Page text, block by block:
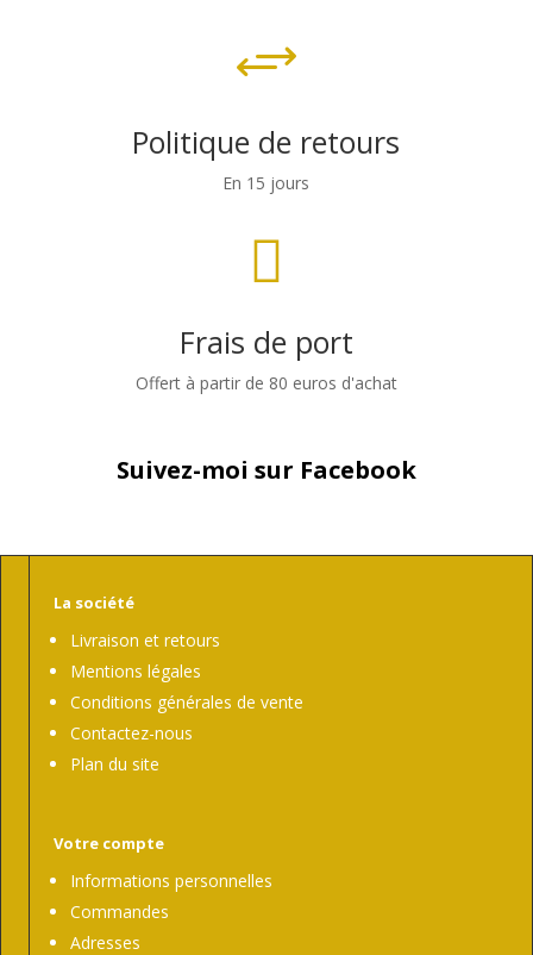
+
Politique de retours
En 15 jours

Frais de port
Offert à partir de 80 euros d'achat
Suivez-moi sur Facebook
La société
Livraison et retours
Mentions légales
Conditions générales de vente
Contactez-nous
Plan du site
Votre compte
Informations personnelles
Commandes
Adresses